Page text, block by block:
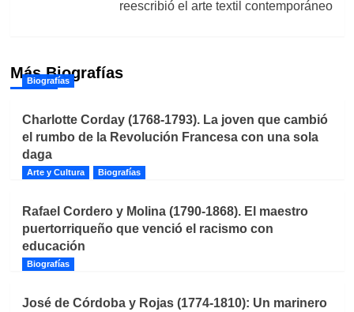
reescribió el arte textil contemporáneo
Más Biografías
Biografías
Charlotte Corday (1768-1793). La joven que cambió
el rumbo de la Revolución Francesa con una sola
daga
Arte y Cultura Biografías
Rafael Cordero y Molina (1790-1868). El maestro
puertorriqueño que venció el racismo con
educación
Biografías
José de Córdoba y Rojas (1774-1810): Un marinero